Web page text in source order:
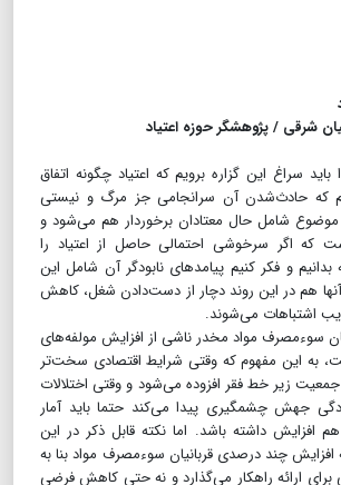
شرقی / پژوهشگر حوزه اعتیاد
باید سراغ این گزاره برویم که اعتیاد چگونه اتفاق
که حادث‌شدن آن سرانجامی جز مرگ و نیستی
شامل حال معتادان برخوردار هم می‌شود و
که اگر سرخوشی احتمالی حاصل از اعتیاد را
و فکر کنیم پیامدهای نابودگر آن شامل این
هم در این روند دچار از دست‌دادن شغل، کاهش
اشتباهات می‌شوند.
سوءمصرف مواد مخدر ناشی از افزایش مولفه‌های
به این مفهوم که وقتی شرایط اقتصادی سخت‌تر
زیر خط فقر افزوده می‌شود و وقتی اختلالات
جهش چشمگیری پیدا می‌کند حتما باید آمار
افزایش داشته باشد. اما نکته قابل ذکر در این
چند درصدی قربانیان سوءمصرف مواد بنا به
برای ارائه راهکار می‌گذارد و نه حتی کاهش فرضی